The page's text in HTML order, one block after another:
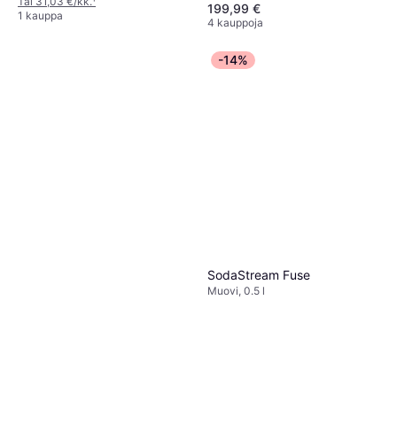
1 kauppa
199,99 €
4 kauppoja
-14%
SodaStream Fuse
Muovi, 0.5 l